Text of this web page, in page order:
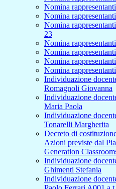
Nomina
Nomina
Nomina
23
Nomina
Nomina
Nomina
Nomina
Individuazione
Romagnoli Giovanna
Individuazione
Maria Paola
Individuazione
Tonarelli Margherita
Decreto di
Azioni previste dal
Generation
Individuazione
Ghimenti Stefania
Individuazione